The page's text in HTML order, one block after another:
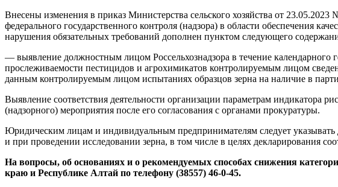
Внесены изменения в приказ Министерства сельского хозяйства от
федерального государственного контроля (надзора) в области обеспечения
нарушения обязательных требований дополнен пунктом следующего
— выявление должностным лицом Россельхознадзора в течение
прослеживаемости пестицидов и агрохимикатов контролируемым лицом
данным контролируемым лицом испытаниях образцов зерна на наличие в
Выявление соответствия деятельности организации параметрам индикатора
(надзорного) мероприятия после его согласования с органами прокуратуры.
Юридическим лицам и индивидуальным предпринимателям следует
и при проведении исследовании зерна, в том числе в целях декларирования
На вопросы, об основаниях и о рекомендуемых способах снижения
краю и Республике Алтай по телефону (38557) 46-0-45.